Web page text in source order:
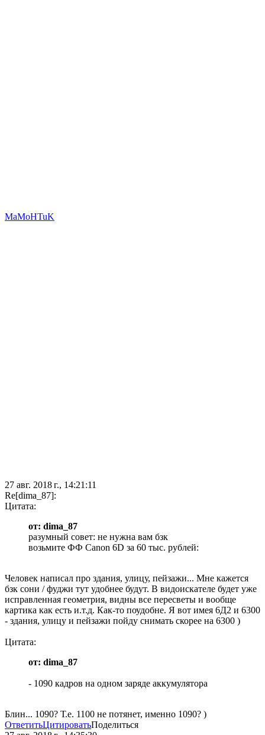
MaMoHTuK
27 авг. 2018 г., 14:21:11
Re[dima_87]:
Цитата:
от: dima_87
разумный совет: не нужна вам бзк
возьмите ФФ Canon 6D за 60 тыс. рублей:
Человек написал про здания, улицу, пейзажи... Мне кажется
бзк сони / фуджи тут удобнее будут. В видоискателе будет уже
исправленная геометрия, видны все пересветы и вообще
картика как есть и.т.д. Как-то поудобне. Я вот имея 6Д2 и 6300
- здания, улицу и пейзажи пойду снимать скорее на 6300 )
Цитата:
от: dima_87
- 1090 кадров на одном заряде аккумулятора
Блин... 1090? Т.е. 1100 не потянет, именно 1090? )
ОтветитьЦитироватьПоделиться